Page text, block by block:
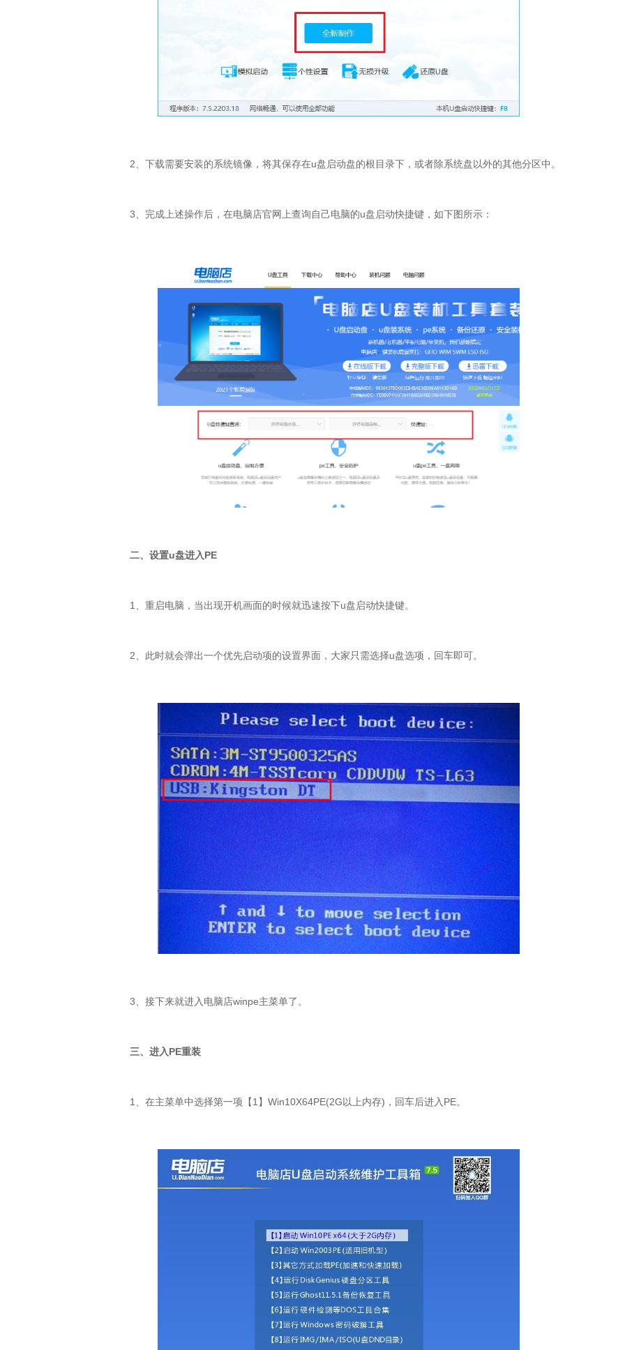
2、下载需要安装的系统镜像，将其保存在u盘启动盘的根目录下，或者除系统盘以外的其他分区中。
3、完成上述操作后，在电脑店官网上查询自己电脑的u盘启动快捷键，如下图所示：
二、设置u盘进入PE
1、重启电脑，当出现开机画面的时候就迅速按下u盘启动快捷键。
2、此时就会弹出一个优先启动项的设置界面，大家只需选择u盘选项，回车即可。
3、接下来就进入电脑店winpe主菜单了。
三、进入PE重装
1、在主菜单中选择第一项【1】Win10X64PE(2G以上内存)，回车后进入PE。